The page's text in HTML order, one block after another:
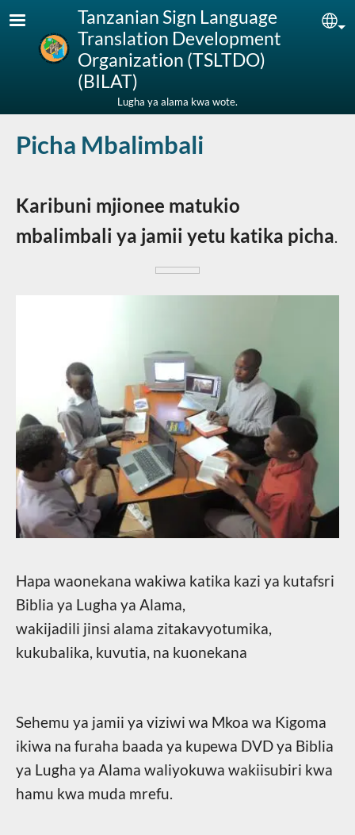
Skip to main contentTanzanian Sign Language
Translation Development
Organization (TSLTDO)
(BILAT)
Lugha ya alama kwa wote.
Picha Mbalimbali
Karibuni mjionee matukio
mbalimbali ya jamii yetu katika picha.
Hapa waonekana wakiwa katika kazi ya kutafsri
Biblia ya Lugha ya Alama,
wakijadili jinsi alama zitakavyotumika,
kukubalika, kuvutia, na kuonekana
Sehemu ya jamii ya viziwi wa Mkoa wa Kigoma
ikiwa na furaha baada ya kupewa DVD ya Biblia
ya Lugha ya Alama waliyokuwa wakiisubiri kwa
hamu kwa muda mrefu.